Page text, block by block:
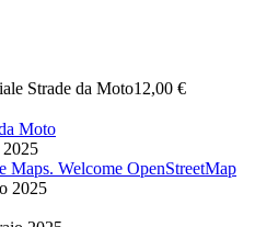
Strade da Moto12,00 €
Moto
Maps. Welcome OpenStreetMap
2025